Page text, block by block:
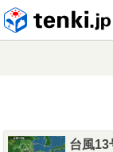
台風13